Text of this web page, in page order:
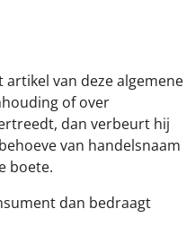
van deze algemene
of over
dan verbeurt hij
van handelsnaam
boete.
dan bedraagt